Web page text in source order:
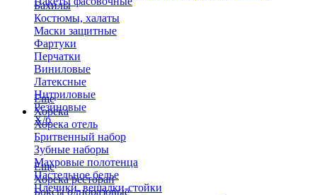
Бахилы
Костюмы, халаты
Маски защитные
Фартуки
Перчатки
Виниловые
Латексные
Нитриловые
Резиновые
Х/б
Еще
Хорека
Хорека отель
Бритвенный набор
Зубные наборы
Махровые полотенца
Пастельное белье
Плечики, вешалки-стойки
Еще
Хорека ресторан
Боксы одноразовые